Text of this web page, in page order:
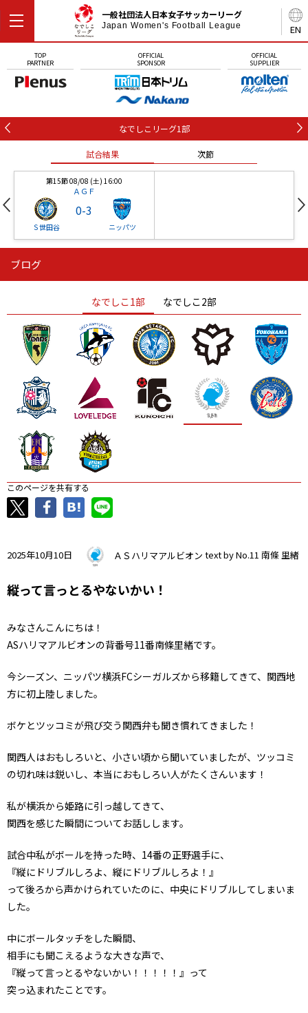
EN
一般社団法人日本女子サッカーリーグ
Japan Women's Football League
TOP
PARTNER
OFFICIAL
SPONSOR
OFFICIAL
SUPPLIER
なでしこリーグ1部
試合結果 次節
第15節 08/08 (土) 16:00
ＡＧＦ
Ｓ世田谷
0-3
ニッパツ
ニッパツ
ニッパツ 名古屋
石人の星
静岡 愛媛Ｌ
ブログ
なでしこ1部 なでしこ2部
このページを共有する
2025年10月10日 ＡＳハリマアルビオン text by No.11 南條 里緒
縦って言っとるやないかい！
みなさんこんにちは！
ASハリマアルビオンの背番号11番南條里緒です。
今シーズン、ニッパツ横浜FCシーガルズから移籍してきて、関西地
方に初上陸しました。
ボケとツッコミが飛び交う関西弁も聞き慣れてきました！
関西人はおもしろいと、小さい頃から聞いていましたが、ツッコミ
の切れ味は鋭いし、本当におもしろい人がたくさんいます！
私が横浜から姫路に引っ越してきて、
関西を感じた瞬間についてお話しします。
試合中私がボールを持った時、14番の正野選手に、
『縦にドリブルしろよ、縦にドリブルしろよ！』
って後ろから声かけられていたのに、中央にドリブルしてしまいま
した。
中にボールタッチをした瞬間、
相手にも聞こえるような大きな声で、
『縦って言っとるやないかい！！！！！』って
突っ込まれたことです。